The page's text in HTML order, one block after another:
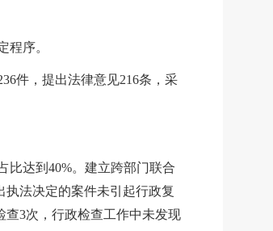
程序。
件，提出法律意见216条，采
比达到40%。建立跨部门联合
法决定的案件未引起行政复
查3次，行政检查工作中未发现